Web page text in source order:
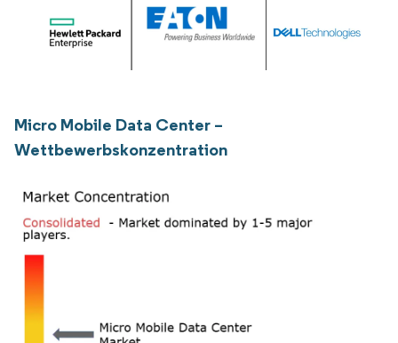
Micro Mobile Data Center –
Wettbewerbskonzentration